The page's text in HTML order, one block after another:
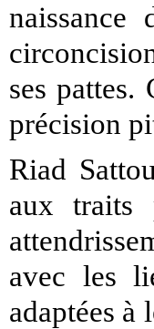
naissance
ses pattes.
précision
Riad
aux traits
avec les
adaptées à